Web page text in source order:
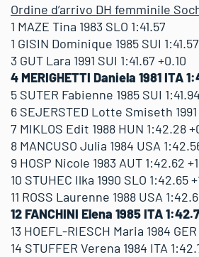
Ordine d’arrivo DH femminile
1 MAZE Tina 1983 SLO 1:41.57
1 GISIN Dominique 1985 SUI 1:41.57
3 GUT Lara 1991 SUI 1:41.67 +0.10
4 MERIGHETTI Daniela 1981 ITA
5 SUTER Fabienne 1985 SUI
6 SEJERSTED Lotte Smiseth 1991
7 MIKLOS Edit 1988 HUN 1:42.28
8 MANCUSO Julia 1984 USA
9 HOSP Nicole 1983 AUT 1:42.62
10 STUHEC Ilka 1990 SLO 1:42.65
11 ROSS Laurenne 1988 USA
12 FANCHINI Elena 1985 ITA
13 HOEFL-RIESCH Maria 1984
14 STUFFER Verena 1984 ITA